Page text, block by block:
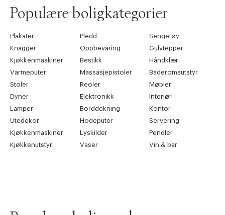
Populære boligkategorier
Plakater Pledd
Sengetøy
Knagger
Oppbevaring
Gulvtepper
Kjøkkenmaskiner
Bestikk
Håndklær
Varmeputer
Massasjepistoler
Baderomsutstyr
Stoler
Reoler
Møbler
Dyner
Elektronikk
Interiør
Lamper
Borddekning
Kontor
Utedekor
Hodeputer
Servering
Kjøkkenmaskiner
Lyskilder
Pendler
Kjøkkenutstyr
Vaser Vin & bar